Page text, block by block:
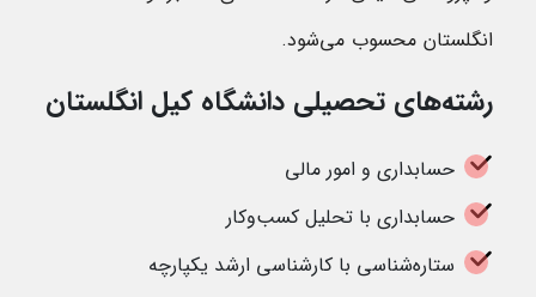
انگلستان محسوب می‌شود.
رشته‌های تحصیلی دانشگاه کیل انگلستان
حسابداری و امور مالی
حسابداری با تحلیل کسب‌وکار
ستاره‌شناسی با کارشناسی ارشد یکپارچه